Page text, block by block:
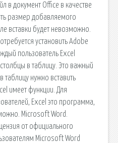
в документ Office в качестве
размер добавляемого
вставки будет невозможно.
установить Adobe
пользователь Excel
в таблицу. Это важный
таблицу нужно вставить
имеет функции. Для
Excel это программа,
Microsoft Word.
от официального
Microsoft Word